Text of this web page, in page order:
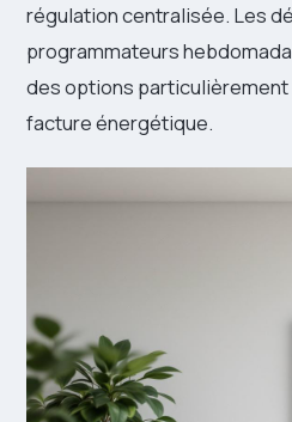
régulation centralisée. Les
programmateurs
des options
facture énergétique.